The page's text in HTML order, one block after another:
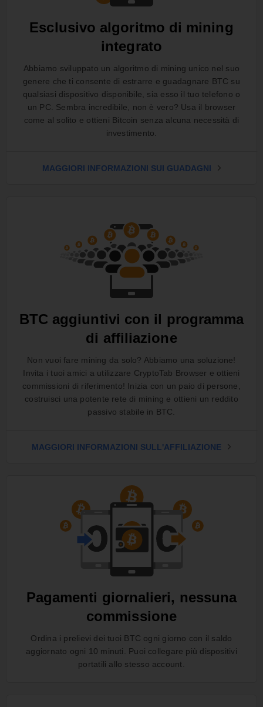
Esclusivo algoritmo di mining
integrato
Abbiamo sviluppato un algoritmo di mining unico nel suo
genere che ti consente di estrarre e guadagnare BTC su
qualsiasi dispositivo disponibile, sia esso il tuo telefono o
un PC. Sembra incredibile, non è vero? Usa il browser
come al solito e ottieni Bitcoin senza alcuna necessità di
investimento.
MAGGIORI INFORMAZIONI SUI GUADAGNI
BTC aggiuntivi con il programma
di affiliazione
Non vuoi fare mining da solo? Abbiamo una soluzione!
Invita i tuoi amici a utilizzare CryptoTab Browser e ottieni
commissioni di riferimento! Inizia con un paio di persone,
costruisci una potente rete di mining e ottieni un reddito
passivo stabile in BTC.
MAGGIORI INFORMAZIONI SULL'AFFILIAZIONE
Pagamenti giornalieri, nessuna
commissione
Ordina i prelievi dei tuoi BTC ogni giorno con il saldo
aggiornato ogni 10 minuti. Puoi collegare più dispositivi
portatili allo stesso account.